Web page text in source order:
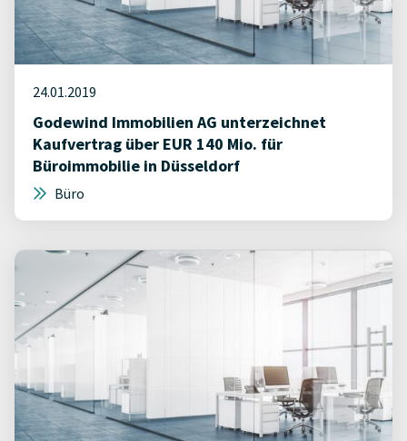
24.01.2019
Godewind Immobilien AG unterzeichnet
Kaufvertrag über EUR 140 Mio. für
Büroimmobilie in Düsseldorf
Büro